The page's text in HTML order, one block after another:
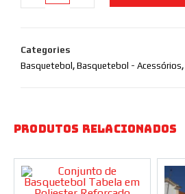
Categories
Basquetebol , Basquetebol - Acessórios,
Produtos Relacionados